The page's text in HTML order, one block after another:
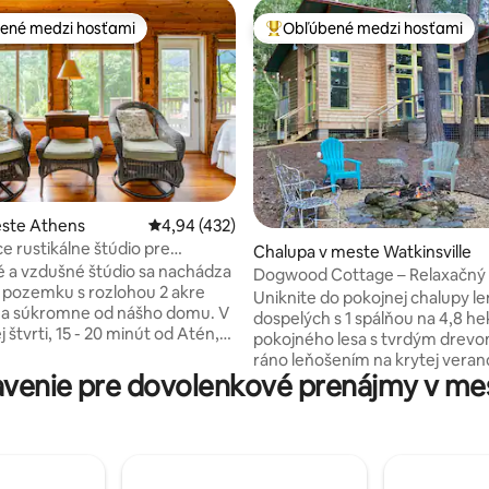
z 5, počet hodnotení: 184
medzi hosťami
medzi hosťami
Athens Priemerné ohodnotenie 4,94 z 5, počet
4,94 (432)
rustikálne štúdio pre
prírody
a vzdušné štúdio sa nachádza
s rozlohou 2 akre
súkromne od nášho domu. V
štvrti, 15 - 20 minút od Atén,
byť ekologicky uvedomelí –
kompostovanie, solárna
Najobľúbenejšie medzi hosťami
Obľúbené medzi hosťami
Chalupa v meste Watkinsville
Dogwood Cottage –
lese
Uniknite do pokojnej chalupy
dospelých s 1 spálňou na 4,8
pokojného lesa s tvrdým
ráno leňošením na krytej
sa prejdite po chodníčkoch a
jeleňov a vtáky. Len 10 km
stravovanie v historickom
pre dovolenkové prenájmy v